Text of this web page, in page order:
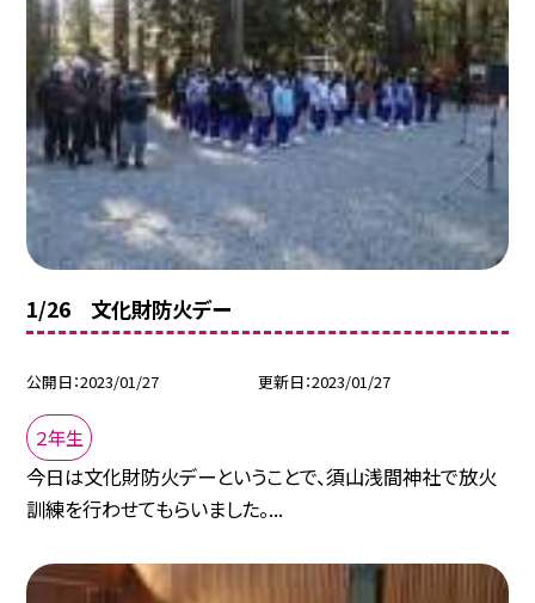
1/26 文化財防火デー
公開日 2023/01/27 更新日 2023/01/27
２年生
今日は文化財防火デーということで、須山浅間神社で放火
訓練を行わせてもらいました。...